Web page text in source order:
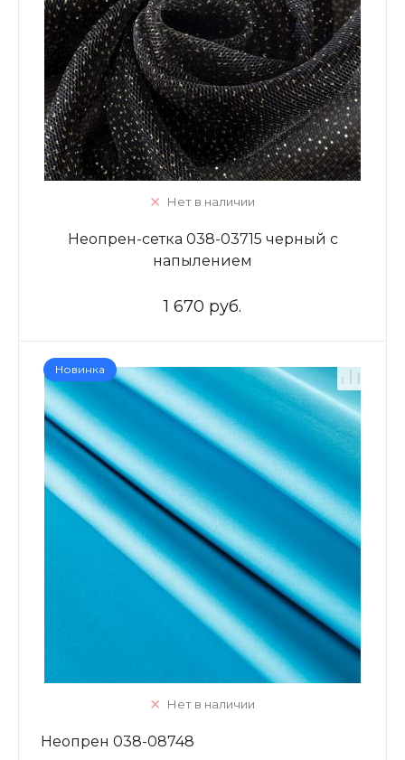
Нет в наличии
Неопрен-сетка 038-03715 черный с
напылением
1 670 руб.
Новинка
Нет в наличии
Неопрен 038-08748